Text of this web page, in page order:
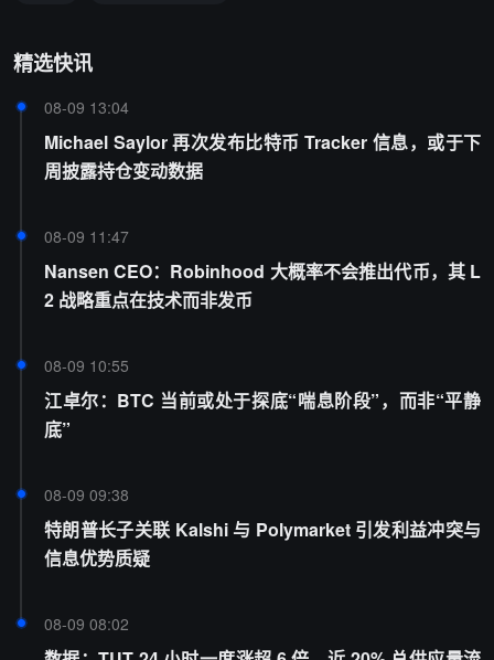
精选快讯
08-09 13:04
Michael Saylor 再次发布比特币 Tracker 信息，或于下
周披露持仓变动数据
08-09 11:47
Nansen CEO：Robinhood 大概率不会推出代币，其 L
2 战略重点在技术而非发币
08-09 10:55
江卓尔：BTC 当前或处于探底“喘息阶段”，而非“平静
底”
08-09 09:38
特朗普长子关联 Kalshi 与 Polymarket 引发利益冲突与
信息优势质疑
08-09 08:02